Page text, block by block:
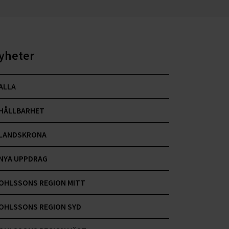
UPPDRAG
REGION MITT
REGION SYD